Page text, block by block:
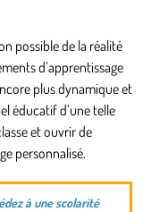
possible de la réalité
d’apprentissage
plus dynamique et
éducatif d’une telle
et ouvrir de
personnalisé.
à une scolarité